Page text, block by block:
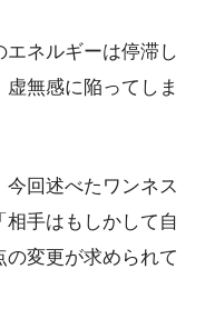
ネルギーは停滞し
無感に陥ってしま
回述べたワンネス
手はもしかして自
変更が求められて